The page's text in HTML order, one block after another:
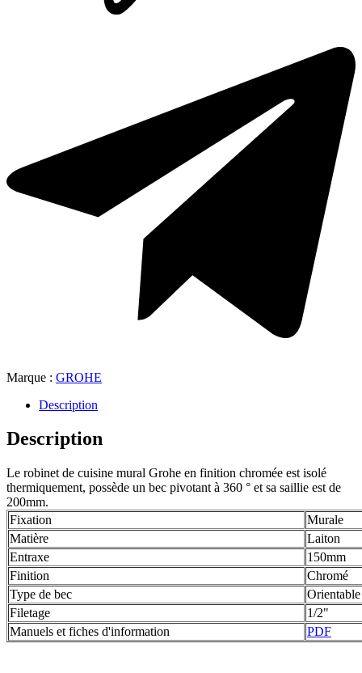
Marque : GROHE
Description
Description
Le robinet de cuisine mural Grohe en finition chromée est isolé
thermiquement, possède un bec pivotant à 360 ° et sa saillie est de
200mm.
Fixation
Murale
Matière
Laiton
Entraxe
150mm
Finition
Chromé
Type de bec
Orientable
Filetage
1/2"
Manuels et fiches d'information
PDF